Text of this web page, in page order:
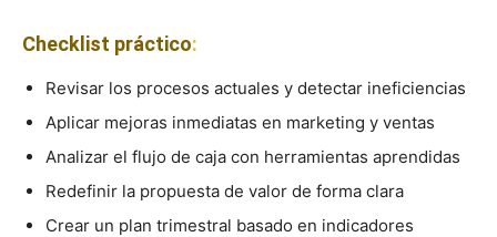
Checklist práctico:
Revisar los procesos actuales y detectar ineficiencias
Aplicar mejoras inmediatas en marketing y ventas
Analizar el flujo de caja con herramientas aprendidas
Redefinir la propuesta de valor de forma clara
Crear un plan trimestral basado en indicadores